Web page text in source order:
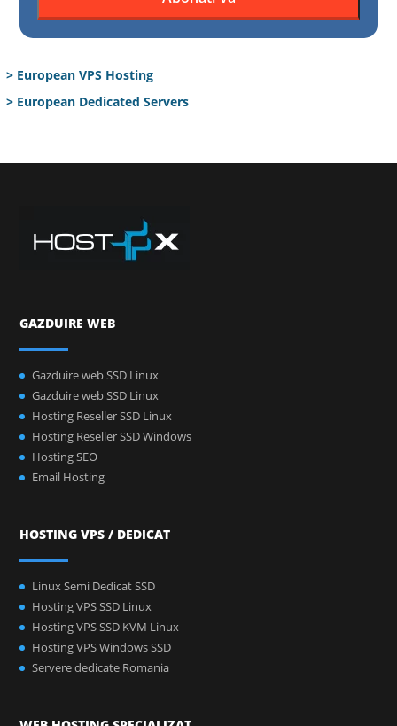
> European VPS Hosting
> European Dedicated Servers
GAZDUIRE WEB
Gazduire web SSD Linux
Gazduire web SSD Linux
Hosting Reseller SSD Linux
Hosting Reseller SSD Windows
Hosting SEO
Email Hosting
HOSTING VPS / DEDICAT
Linux Semi Dedicat SSD
Hosting VPS SSD Linux
Hosting VPS SSD KVM Linux
Hosting VPS Windows SSD
Servere dedicate Romania